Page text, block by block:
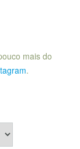
mais do
.